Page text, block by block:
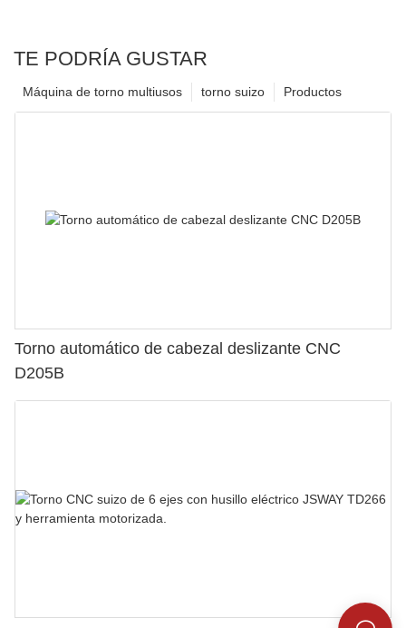
TE PODRÍA GUSTAR
Productos
torno suizo
Máquina de torno multiusos
Torno automático de cabezal deslizante CNC
D205B